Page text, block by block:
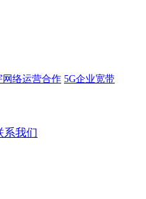
网络运营合作 5G企业宽带
系我们